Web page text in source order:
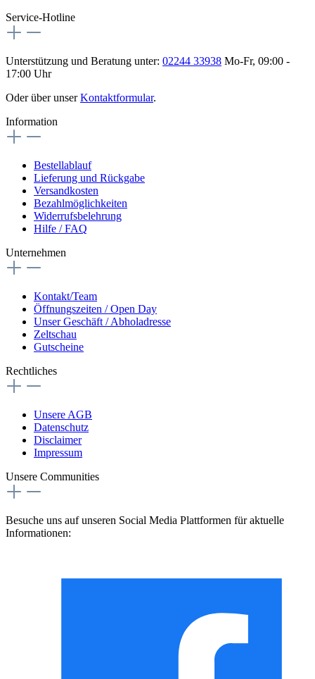
Service-Hotline
Unterstützung und Beratung unter: 02244 33938 Mo-Fr, 09:00 -
17:00 Uhr
Oder über unserKontaktformular.
Information
Bestellablauf
Lieferung und Rückgabe
Versandkosten
Bezahlmöglichkeiten
Widerrufsbelehrung
Hilfe / FAQ
Unternehmen
Kontakt/Team
Öffnungszeiten / Open Day
Unser Geschäft / Abholadresse
Zeltschau
Gutscheine
Rechtliches
Unsere AGB
Datenschutz
Disclaimer
Impressum
Unsere Communities
Besuche uns auf unseren Social Media Plattformen für aktuelle
Informationen: